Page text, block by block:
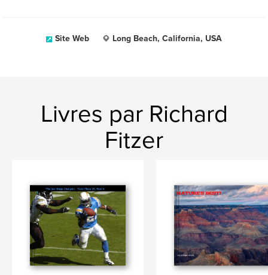
Site Web Long Beach, California, USA
Livres par Richard
Fitzer